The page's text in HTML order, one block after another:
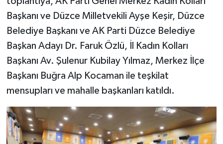
Başkanı ve Düzce Milletvekili Ayşe Keşir, Düzce
Belediye Başkanı ve AK Parti Düzce Belediye
Başkan Adayı Dr. Faruk Özlü, İl Kadın Kolları
Başkanı Av. Şulenur Kubilay Yılmaz, Merkez İlçe
Başkanı Buğra Alp Kocaman ile teşkilat
mensupları ve mahalle başkanları katıldı.